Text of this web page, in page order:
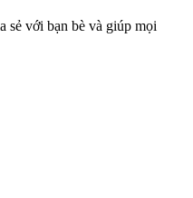
sẻ với bạn bè và giúp mọi